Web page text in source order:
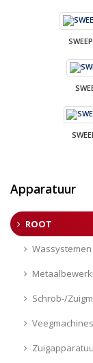
Apparatuur
ROOT
Wassystemen
Schrob-/
Veegmachines